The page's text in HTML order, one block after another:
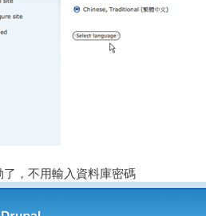
了，不用輸入資料庫密碼